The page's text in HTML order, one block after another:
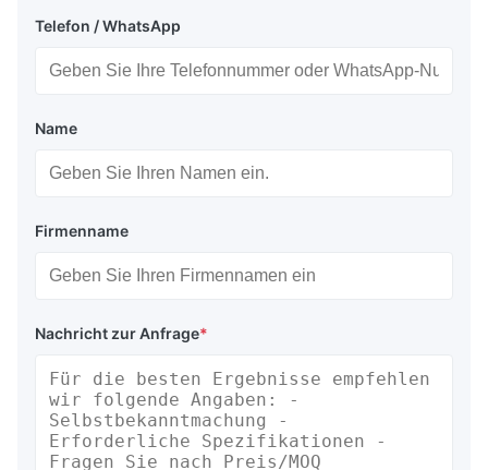
Telefon / WhatsApp
Name
Firmenname
Nachricht zur Anfrage*